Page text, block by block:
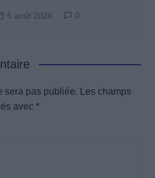
5 août 2026 0
sera pas publiée.
Les champs
avec *